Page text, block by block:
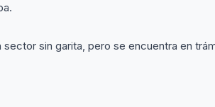
sin garita, pero se encuentra en